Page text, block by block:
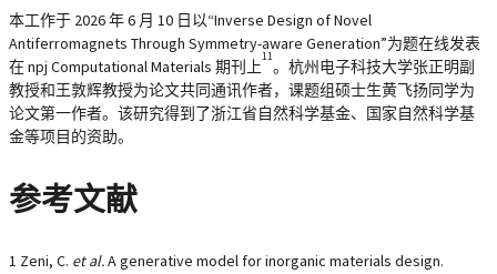
本工作于 2026 年 6 月 10 日以“Inverse Design of Novel
Antiferromagnets Through Symmetry-aware Generation”为题在线发表
在 npj Computational Materials 期刊上
11
。杭州电子科技大学张正明副
教授和王敦辉教授为论文共同通讯作者，课题组硕士生黄飞扬同学为
论文第一作者。该研究得到了浙江省自然科学基金、国家自然科学基
金等项目的资助。
参考文献
1 Zeni, C. et al.A generative model for inorganic materials design.